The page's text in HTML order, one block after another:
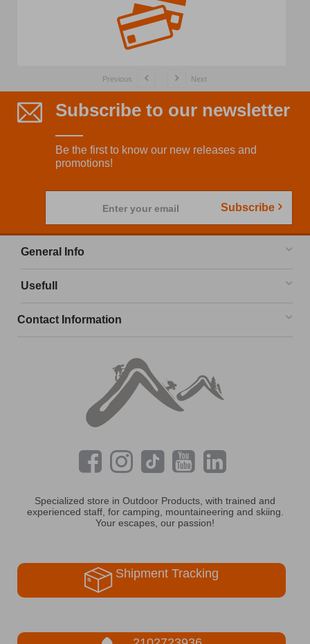
Previous Next
Subscribe to our newsletter
Be the first to know our new releases and
promotions!
Enter your email Subscribe
General Info
Usefull
Contact Information
Specialized store in Outdoor Products, with trained and
experienced staff, for camping, mountaineering and skiing.
Your escapes, our passion!
Shipment Tracking